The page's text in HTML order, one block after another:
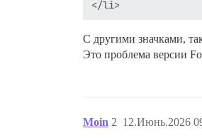
С другими значками,
Это проблема версии
Moin 12.Июнь.2026
2